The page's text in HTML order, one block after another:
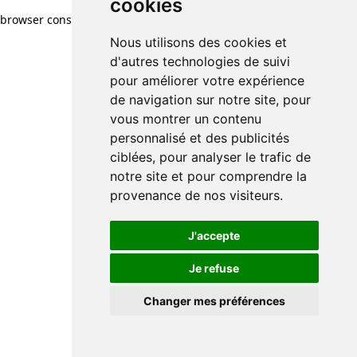
cookies
Nous utilisons des cookies et
d'autres technologies de suivi
pour améliorer votre expérience
de navigation sur notre site, pour
vous montrer un contenu
personnalisé et des publicités
ciblées, pour analyser le trafic de
notre site et pour comprendre la
provenance de nos visiteurs.
J'accepte
Je refuse
Changer mes préférences
browser console for more information)